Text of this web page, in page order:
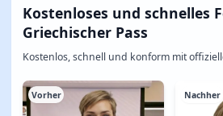
Kostenloses und schnelles
Griechischer Pass
Kostenlos, schnell und konform mit
Vorher Nachher